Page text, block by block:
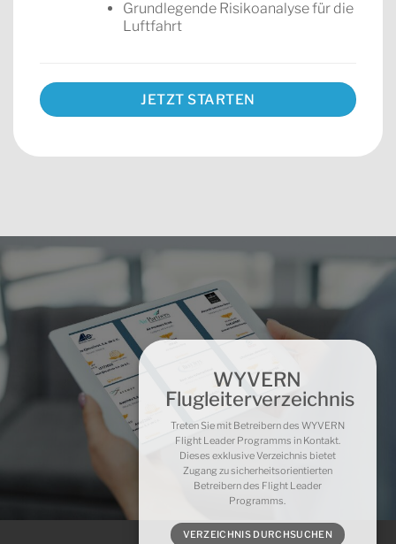
Grundlegende Risikoanalyse für die
Luftfahrt
JETZT STARTEN
WYVERN
Flugleiterverzeichnis
Treten Sie mit Betreibern des WYVERN
Flight Leader Programms in Kontakt.
Dieses exklusive Verzeichnis bietet
Zugang zu sicherheitsorientierten
Betreibern des Flight Leader
Programms.
VERZEICHNIS DURCHSUCHEN